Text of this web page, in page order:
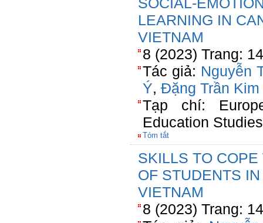
LEARNING IN
VIETNAM
8 (2023) Trang:
Tác giả: Nguyễn
Ý, Đặng Trần Kim
Tạp chí:
Education Studies
Tóm tắt
SKILLS TO
OF STUDENTS
VIETNAM
8 (2023) Trang: